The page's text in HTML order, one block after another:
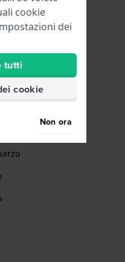
(Vedi specifiche
cookie
dei
tutti
cookie
Non ora